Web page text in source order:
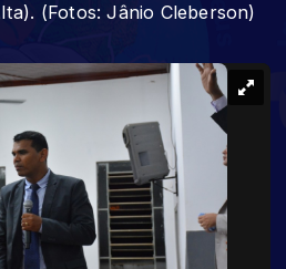
(Fotos: Jânio Cleberson)